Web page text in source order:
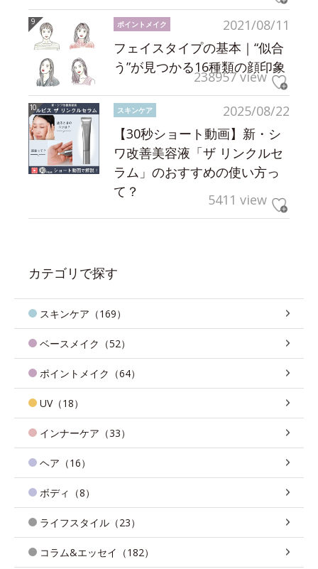
2021/08/11
ポイントメイク
フェイスタイプの基本｜“似合
う”が見つかる16種類の顔印象
238957 view
2025/08/22
スキンケア
【30秒ショート動画】新・シ
ワ改善美容液「ザ リンクルセ
ラム」のおすすめの使い方っ
て？
5411 view
カテゴリで探す
スキンケア（169）
ベースメイク（52）
ポイントメイク（64）
UV（18）
インナーケア（33）
ヘア（16）
ボディ（8）
ライフスタイル（23）
コラム&エッセイ（182）